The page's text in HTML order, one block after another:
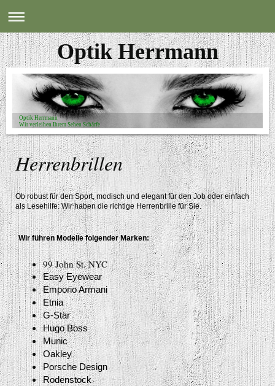
Optik Herrmann
Optik Herrmann
Wir verleihen Ihrem Sehen Schärfe
Herrenbrillen
Ob robust für den Sport, modisch und elegant für den Job oder einfach
als Lesehilfe: Wir haben die richtige Herrenbrille für Sie.
Wir führen Modelle folgender Marken:
99 John St. NYC
Easy Eyewear
Emporio Armani
Etnia
G-Star
Hugo Boss
Munic
Oakley
Porsche Design
Rodenstock